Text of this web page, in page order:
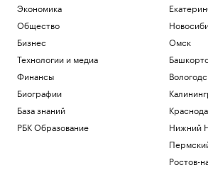
Посольство России назвало инцидент с
дроном в Лейпциге провокацией
Политика
Рубио рассказал, как США затягивают
«петлю» вокруг Кубы
Политика
Экономика
Общество
Бизнес
Технологии и медиа
Финансы
Биографии
База знаний
РБК Образование
Омск
Нижний
Ростов-